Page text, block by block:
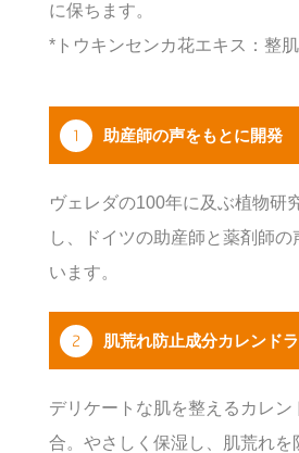
に保ちます。
*トウキンセンカ花エキス：整
1 助産師の声をもとに開発
ヴェレダの100年に及ぶ植物研
し、ドイツの助産師と薬剤師の
います。
2 肌荒れ防止成分カレンド
デリケートな肌を整えるカレン
合。やさしく保湿し、肌荒れを